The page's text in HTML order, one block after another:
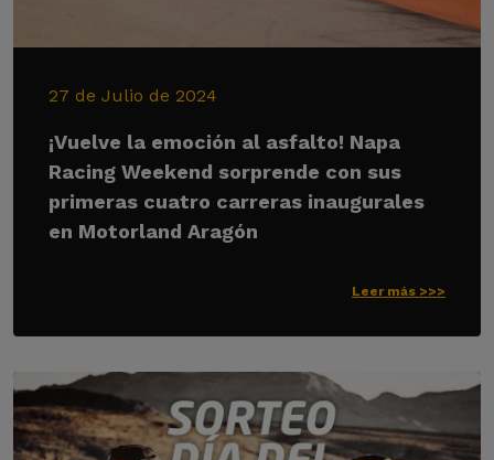
27 de Julio de 2024
¡Vuelve la emoción al asfalto! Napa
Racing Weekend sorprende con sus
primeras cuatro carreras inaugurales
en Motorland Aragón
Leer más >>>